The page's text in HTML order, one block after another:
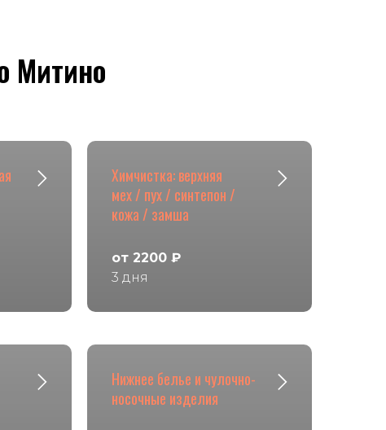
Митино
Химчистка: верхняя
мех / пух / синтепон /
кожа / замша
от 2200 ₽
3 дня
Нижнее белье и чулочно-
носочные изделия